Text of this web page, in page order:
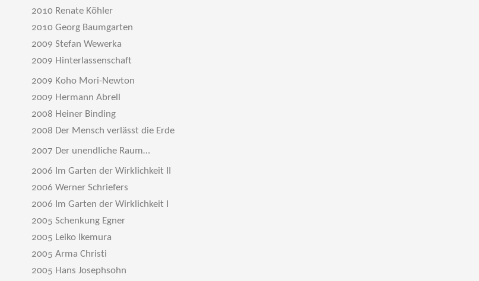
2010 Renate Köhler
2010 Georg Baumgarten
2009 Stefan Wewerka
2009 Hinterlassenschaft
2009 Koho Mori-Newton
2009 Hermann Abrell
2008 Heiner Binding
2008 Der Mensch verlässt die Erde
2007 Der unendliche Raum…
2006 Im Garten der Wirklichkeit II
2006 Werner Schriefers
2006 Im Garten der Wirklichkeit I
2005 Schenkung Egner
2005 Leiko Ikemura
2005 Arma Christi
2005 Hans Josephsohn